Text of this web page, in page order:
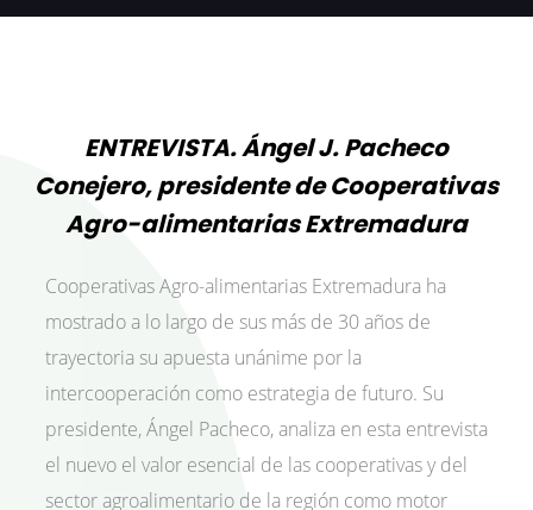
ENTREVISTA. Ángel J. Pacheco
Conejero, presidente de Cooperativas
Agro-alimentarias Extremadura
Cooperativas Agro-alimentarias Extremadura ha
mostrado a lo largo de sus más de 30 años de
trayectoria su apuesta unánime por la
intercooperación como estrategia de futuro. Su
presidente, Ángel Pacheco, analiza en esta entrevista
el nuevo el valor esencial de las cooperativas y del
sector agroalimentario de la región como motor